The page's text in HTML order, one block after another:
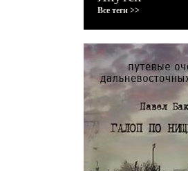
Все теги >>